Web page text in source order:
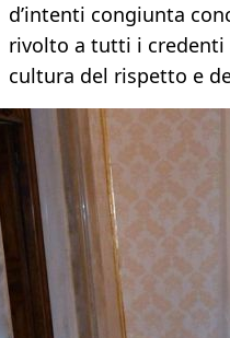
d’intenti congiunta
rivolto a tutti i credenti
cultura del rispetto e